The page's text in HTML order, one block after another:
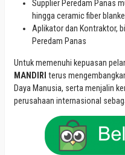
Supplier Peredam Panas
hingga ceramic fiber
Aplikator dan Kontraktor,
Peredam Panas
Untuk memenuhi kepuasan
MANDIRI terus
Daya Manusia, serta menjalin
perusahaan internasional